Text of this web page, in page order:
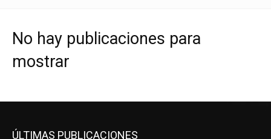
No hay publicaciones para
mostrar
ÚLTIMAS PUBLICACIONES